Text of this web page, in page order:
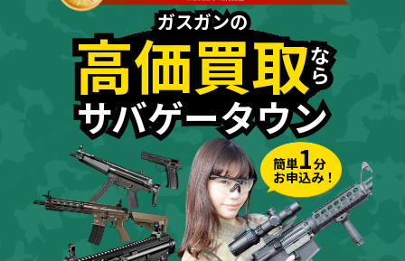
簡単1分
お申込み！
ガスガンの
高価買取な
ら
サバゲータウン
ガスガンの
高価買取な
ら
サバゲータウン